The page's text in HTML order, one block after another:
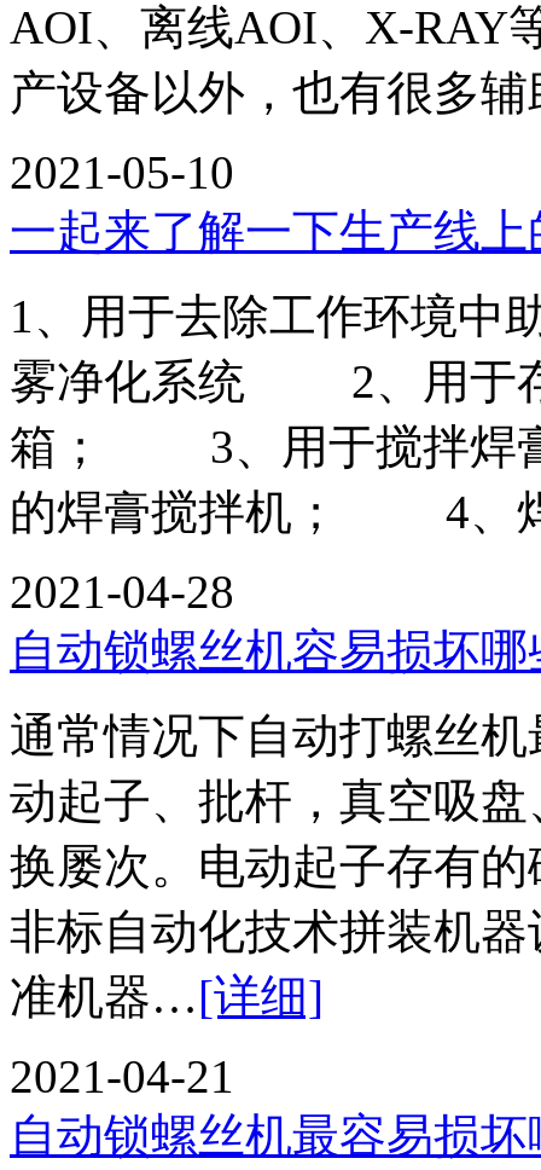
AOI、离线AOI、X-RAY
产设备以外，也有很多
2021-05-10
一起来了解一下生产线
1、用于去除工作环境中
雾净化系统 2、用于存
箱； 3、用于搅拌焊膏
的焊膏搅拌机； 4、
2021-04-28
自动锁螺丝机容易损坏
通常情况下自动打螺丝
动起子、批杆，真空吸
换屡次。电动起子存有
非标自动化技术拼装机
准机器…[详细]
2021-04-21
自动锁螺丝机最容易损